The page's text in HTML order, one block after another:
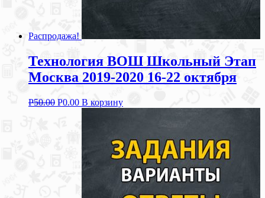
Распродажа!
Технология ВОШ Школьный Этап
Москва 2019-2020 16-22 октября
Р50.00 Р0.00 В корзину